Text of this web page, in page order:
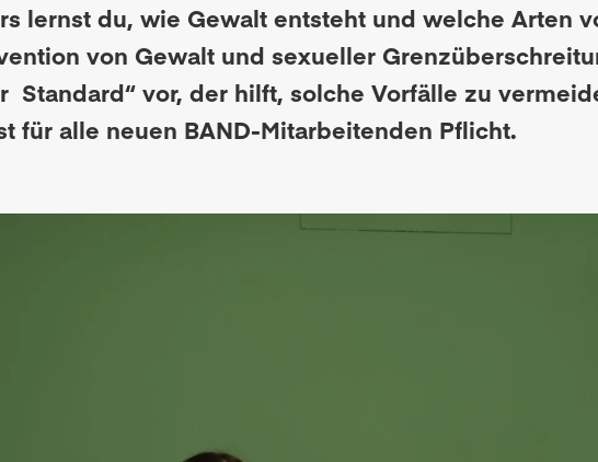
lernst du, wie Gewalt entsteht und welche Arten
von Gewalt und sexueller
Standard“ vor, der hilft, solche Vorfälle zu
für alle neuen BAND-Mitarbeitenden Pflicht.